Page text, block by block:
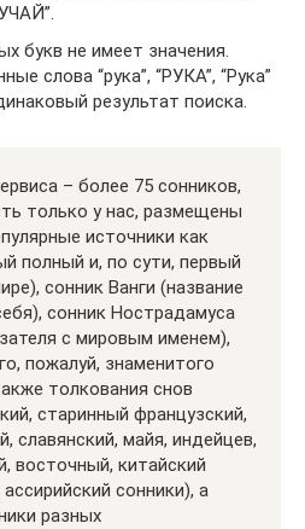
букв не имеет значения.
слова “рука”, “РУКА”, “Рука”
результат поиска.
– более 75 сонников,
только у нас, размещены
источники как
полный и, по сути, первый
сонник Ванги (название
сонник Нострадамуса
с мировым именем),
пожалуй, знаменитого
толкования снов
старинный французский,
славянский, майя, индейцев,
восточный, китайский
сонники), а
разных